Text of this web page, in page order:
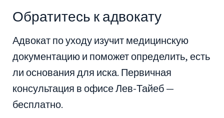
Обратитесь к адвокату
Адвокат по уходу изучит медицинскую
документацию и поможет определить, есть
ли основания для иска. Первичная
консультация в офисе Лев-Тайеб —
бесплатно.